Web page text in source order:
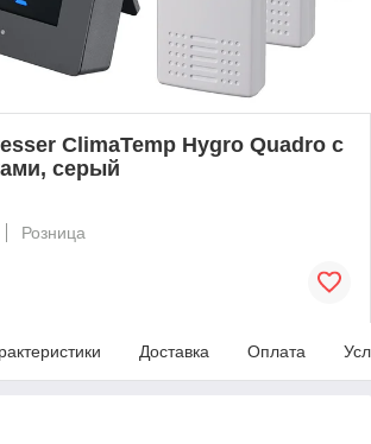
ClimaTemp Hygro Quadro с
серый
Розница
Доставка Оплата